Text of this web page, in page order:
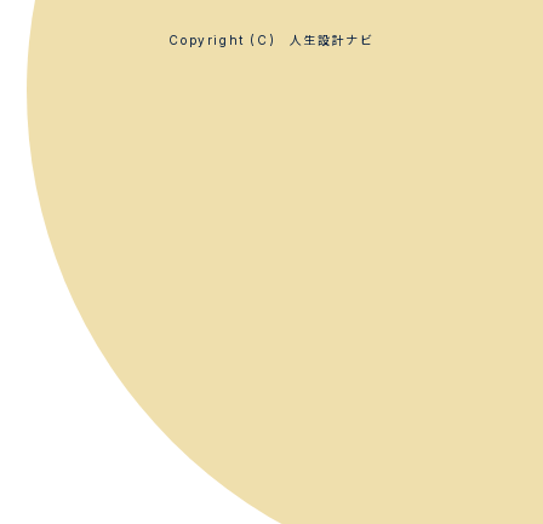
Copyright (C) 人生設計ナビ